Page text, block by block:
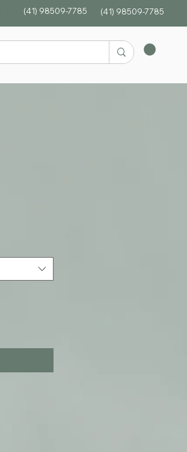
(41) 98509-7785 (41) 98509-7785